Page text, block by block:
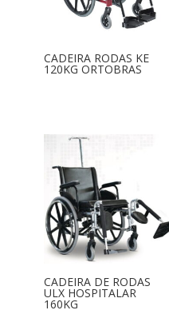
CADEIRA RODAS KE
120KG ORTOBRAS
CADEIRA DE RODAS
ULX HOSPITALAR
160KG